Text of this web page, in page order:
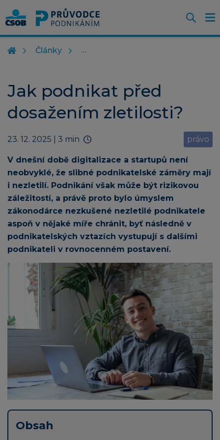
Články
Jak podnikat před
dosažením zletilosti?
23. 12. 2025 | 3 min právo
V dnešní době digitalizace a startupů není
neobvyklé, že slibné podnikatelské záměry mají
i nezletilí. Podnikání však může být rizikovou
záležitostí, a právě proto bylo úmyslem
zákonodárce nezkušené nezletilé podnikatele
aspoň v nějaké míře chránit, byť následně v
podnikatelských vztazích vystupují s dalšími
podnikateli v rovnocenném postavení.
Obsah